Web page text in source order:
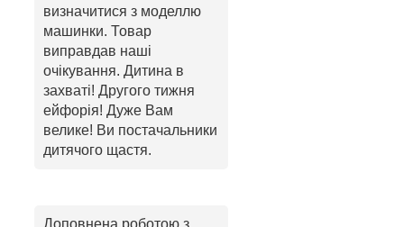
визначитися з моделлю
машинки. Товар
виправдав наші
очікування. Дитина в
захваті! Другого тижня
ейфорія! Дуже Вам
велике! Ви постачальники
дитячого щастя.
Доповнена роботою з